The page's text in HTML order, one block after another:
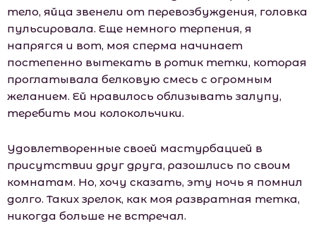
тело, яйца звенели от перевозбуждения, головка
пульсировала. Еще немного терпения, я
напрягся и вот, моя сперма начинает
постепенно вытекать в ротик тетки, которая
проглатывала белковую смесь с огромным
желанием. Ей нравилось облизывать залупу,
теребить мои колокольчики.
Удовлетворенные своей мастурбацией в
присутствии друг друга, разошлись по своим
комнатам. Но, хочу сказать, эту ночь я помнил
долго. Таких зрелок, как моя развратная тетка,
никогда больше не встречал.